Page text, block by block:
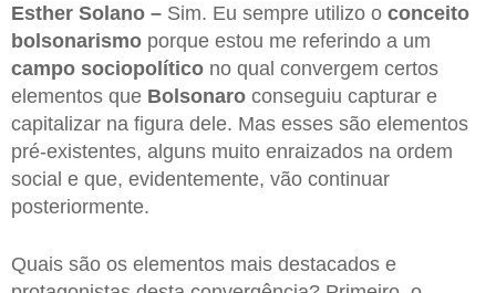
Esther Solano – Sim. Eu sempre utilizo o conceito
bolsonarismo porque estou me referindo a um
campo sociopolítico no qual convergem certos
elementos que Bolsonaro conseguiu capturar e
capitalizar na figura dele. Mas esses são elementos
pré-existentes, alguns muito enraizados na ordem
social e que, evidentemente, vão continuar
posteriormente.
Quais são os elementos mais destacados e